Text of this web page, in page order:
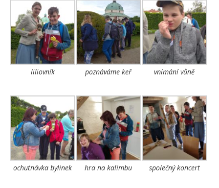
liliovník poznáváme keř vnímání vůně
ochutnávka bylinek hra na kalimbu společný koncert